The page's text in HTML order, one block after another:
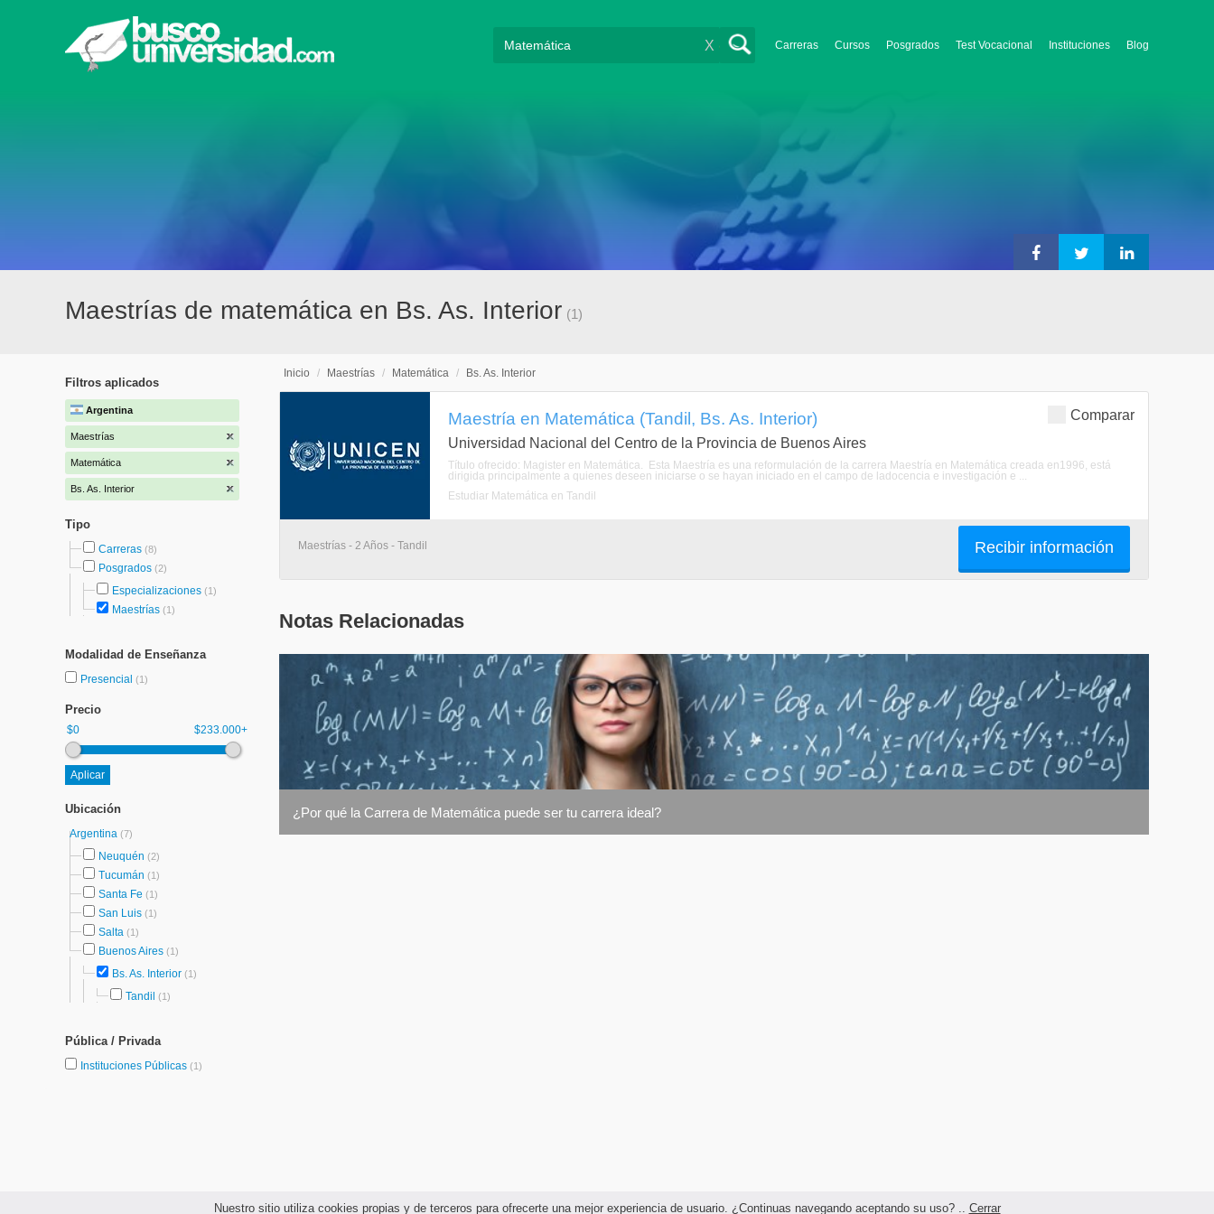
Nuestro sitio utiliza cookies propias y de terceros para ofrecerte una mejor experiencia de usuario. ¿Continuas navegando aceptando su uso? .. Cerrar
Carreras Cursos Posgrados Test Vocacional Instituciones Blog
X
Maestrías de matemática en Bs. As. Interior (1)
Filtros aplicados
Argentina
Maestrías
Matemática
Bs. As. Interior
Tipo
Carreras (8)
Posgrados (2)
Especializaciones (1)
Maestrías (1)
Modalidad de Enseñanza
Presencial (1)
Precio
$0 $233.000+
Ubicación
Argentina (7)
Neuquén (2)
Tucumán (1)
Santa Fe (1)
San Luis (1)
Salta (1)
Buenos Aires (1)
Bs. As. Interior (1)
Tandil (1)
Pública / Privada
Instituciones Públicas (1)
Inicio / Maestrías / Matemática / Bs. As. Interior
Comparar
Maestría en Matemática (Tandil, Bs. As. Interior)
Universidad Nacional del Centro de la Provincia de Buenos Aires
Título ofrecido: Magister en Matemática. Esta Maestría es una reformulación de la carrera Maestría en Matemática creada en1996, está
dirigida principalmente a quienes deseen iniciarse o se hayan iniciado en el campo de ladocencia e investigación e ...
Estudiar Matemática en Tandil
Maestrías - 2 Años - Tandil Recibir información
Notas Relacionadas
¿Por qué la Carrera de Matemática puede ser tu carrera ideal?